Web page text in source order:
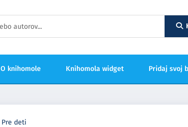
O knihomole Knihomola widget Pridaj svoj
Pre deti